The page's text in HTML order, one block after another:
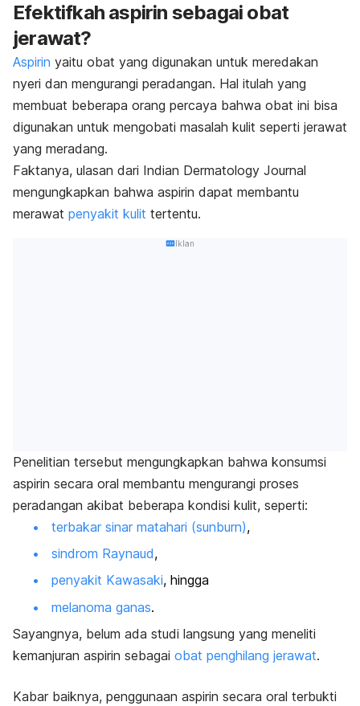
Efektifkah aspirin sebagai obat
jerawat?
Aspirin yaitu obat yang digunakan untuk meredakan
nyeri dan mengurangi peradangan. Hal itulah yang
membuat beberapa orang percaya bahwa obat ini bisa
digunakan untuk mengobati masalah kulit seperti jerawat
yang meradang.
Faktanya, ulasan dari Indian Dermatology Journal
mengungkapkan bahwa aspirin dapat membantu
merawat penyakit kulit tertentu.
Iklan
Penelitian tersebut mengungkapkan bahwa konsumsi
aspirin secara oral membantu mengurangi proses
peradangan akibat beberapa kondisi kulit, seperti:
terbakar sinar matahari (sunburn),
sindrom Raynaud,
penyakit Kawasaki, hingga
melanoma ganas.
Sayangnya, belum ada studi langsung yang meneliti
kemanjuran aspirin sebagai obat penghilang jerawat.
Kabar baiknya, penggunaan aspirin secara oral terbukti